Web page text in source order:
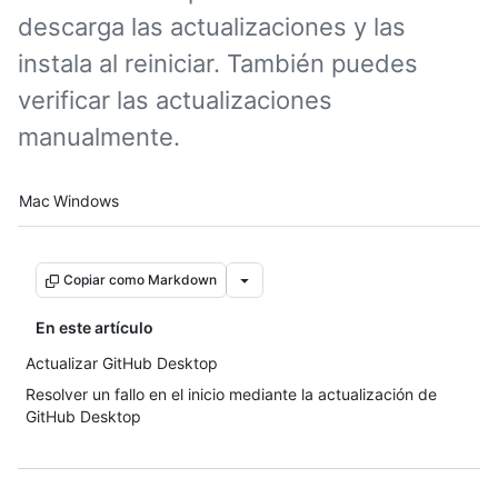
descarga las actualizaciones y las
instala al reiniciar. También puedes
verificar las actualizaciones
manualmente.
Platform navigation
Mac Windows
Copiar como Markdown
En este artículo
Actualizar GitHub Desktop
Resolver un fallo en el inicio mediante la actualización de
GitHub Desktop